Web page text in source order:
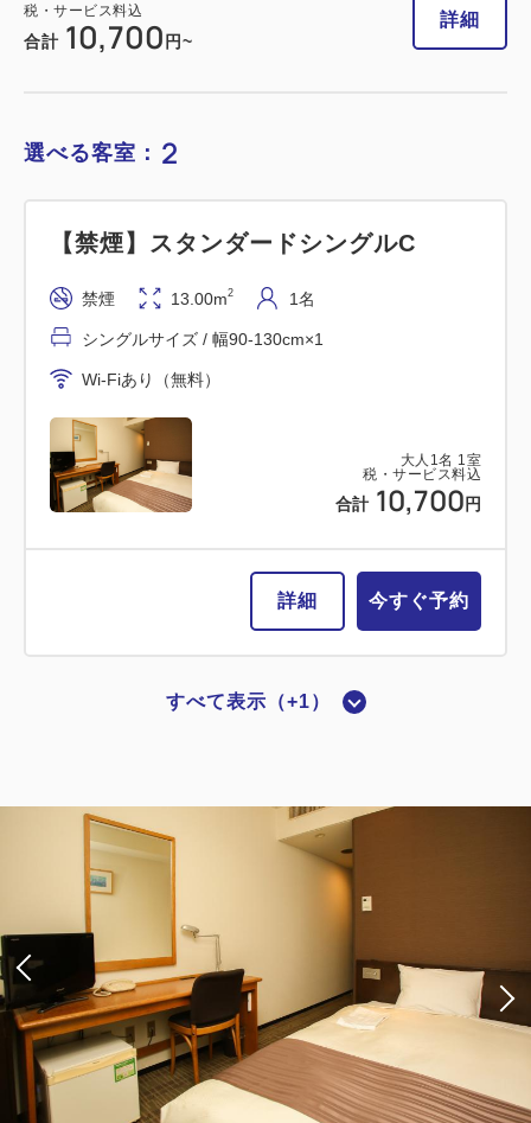
税・サービス料込
合計 10,700 円~
詳細
選べる客室： 2
大人 1 名 1 室
税・サービス料込
合計 10,700 円
【禁煙】スタンダードシングルC
禁煙 13.00m2 1名
シングルサイズ / 幅90-130cm×1
Wi-Fiあり（無料）
詳細 今すぐ予約
合計 10,700 円
シングルサイズ / 幅90-130cm×1
Wi-Fiあり（無料）
詳細 今すぐ予約
すべて表示（+1）